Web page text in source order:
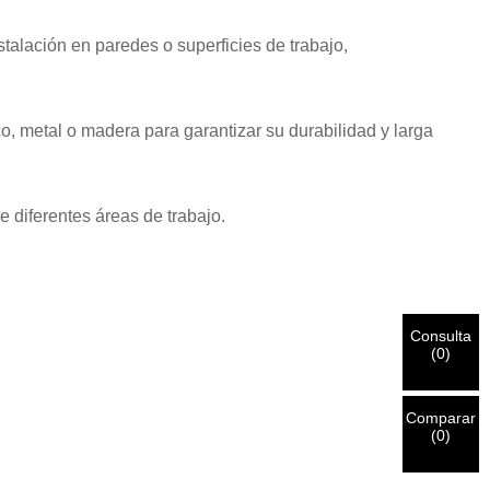
en paredes o superficies de trabajo,
metal o madera para garantizar su durabilidad y larga
diferentes áreas de trabajo.
Consulta
(0)
Comparar
(0)